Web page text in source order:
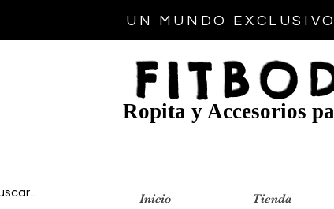
UN MUNDO
Ropita y Accesorios
Inicio Tienda